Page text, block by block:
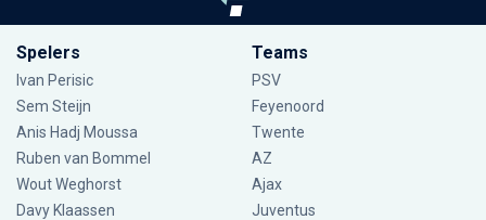
Spelers
Ivan Perisic
Sem Steijn
Anis Hadj Moussa
Ruben van Bommel
Wout Weghorst
Davy Klaassen
Teams
PSV
Feyenoord
Twente
AZ
Ajax
Juventus